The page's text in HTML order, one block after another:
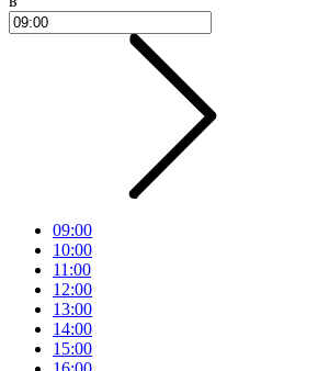
09:00
10:00
11:00
12:00
13:00
14:00
15:00